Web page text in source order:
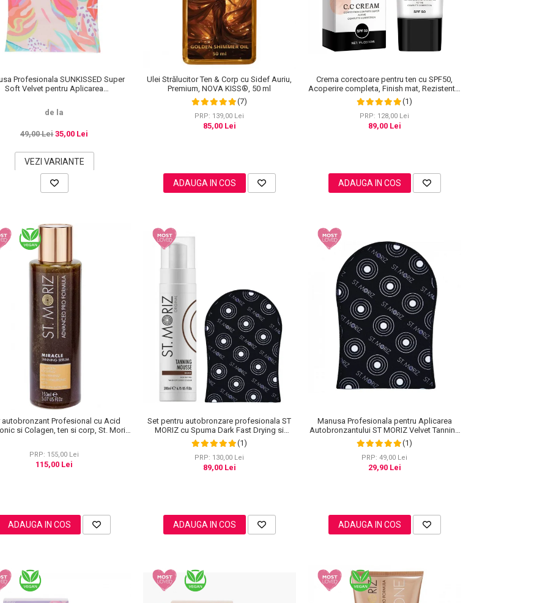
Profesionala SUNKISSED Super
Soft Velvet pentru Aplicarea
de la
49,00 Lei 35,00 Lei
VEZI VARIANTE
Ulei Strălucitor Ten & Corp cu Sidef Auriu,
Premium, NOVA KISS®, 50 ml
(7)
PRP: 139,00 Lei
85,00 Lei
ADAUGA IN COS
Crema corectoare pentru ten cu SPF50,
Acoperire completa, Finish mat, Rezistenta,
Anti Roseata, CC Cream Sefudun, 30 ml
(1)
PRP: 128,00 Lei
89,00 Lei
ADAUGA IN COS
autobronzant Profesional cu Acid
si Colagen, ten si corp, St. Moriz
PRP: 155,00 Lei
115,00 Lei
ADAUGA IN COS
Set pentru autobronzare profesionala ST
MORIZ cu Spuma Dark Fast Drying si
Manusa Velvet Tanning Mitt
(1)
PRP: 130,00 Lei
89,00 Lei
ADAUGA IN COS
Manusa Profesionala pentru Aplicarea
Autobronzantului ST MORIZ Velvet Tanning
Mitt
(1)
PRP: 49,00 Lei
29,90 Lei
ADAUGA IN COS